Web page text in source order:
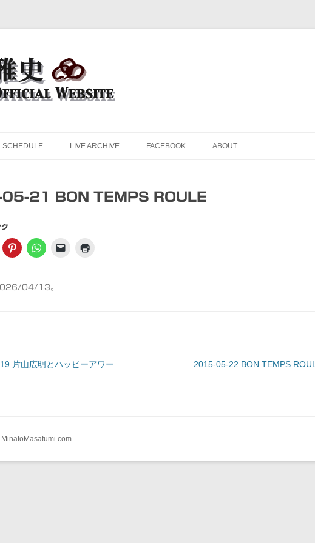
オフィシャル・ウェブサイト＜
SCHEDULE LIVE ARCHIVE FACEBOOK ABOUT
21 BON TEMPS ROULE
04/13。
ション
片山広明とハッピーアワー 2015-05-22 BON TEMPS
MinatoMasafumi.com